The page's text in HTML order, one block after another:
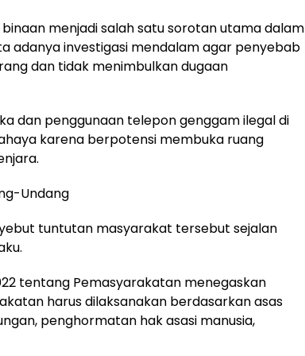
menjadi salah satu sorotan utama dalam
adanya investigasi mendalam agar penyebab
dan tidak menimbulkan dugaan
dan penggunaan telepon genggam ilegal di
karena berpotensi membuka ruang
Undang
tuntutan masyarakat tersebut sejalan
tentang Pemasyarakatan menegaskan
harus dilaksanakan berdasarkan asas
penghormatan hak asasi manusia,